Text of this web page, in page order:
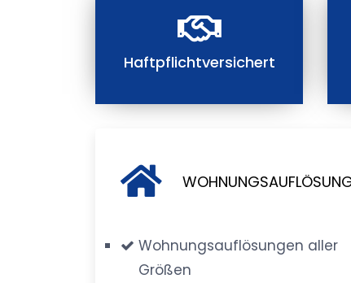
Haftpflichtversichert
Wohnungsauflösungen aller
Größen